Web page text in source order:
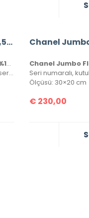
Chanel Jumbo Flap Bag( 3,55 ) %100 Hakiki Kuzu Derisi
Chanel Jumbo Flap Bag( 3,55 ) %100 Hakiki Kuzu Derisi
Seri numaralı, kutulu, toz torbalı ve sertifikalı birebir üründür.
Ölçüsü: 30×20 cm
€ 230,00